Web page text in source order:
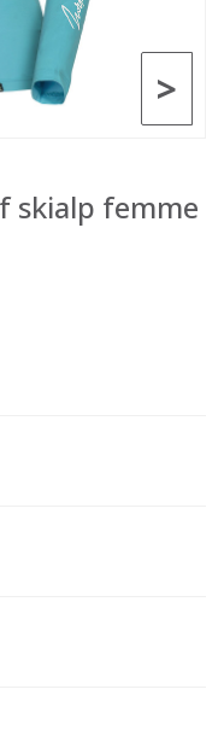
>
skialp femme